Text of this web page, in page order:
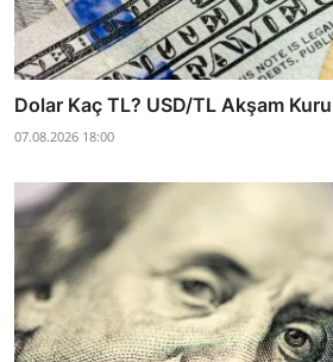
Dolar Kaç TL? USD/TL Akşam
07.08.2026 18:00